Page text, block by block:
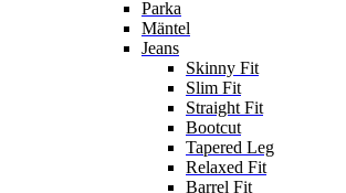
Parka
Mäntel
Jeans
Skinny Fit
Slim Fit
Straight Fit
Bootcut
Tapered Leg
Relaxed Fit
Barrel Fit